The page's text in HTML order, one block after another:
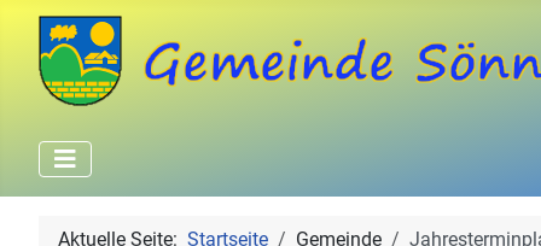
Aktuelle Seite: Startseite Gemeinde